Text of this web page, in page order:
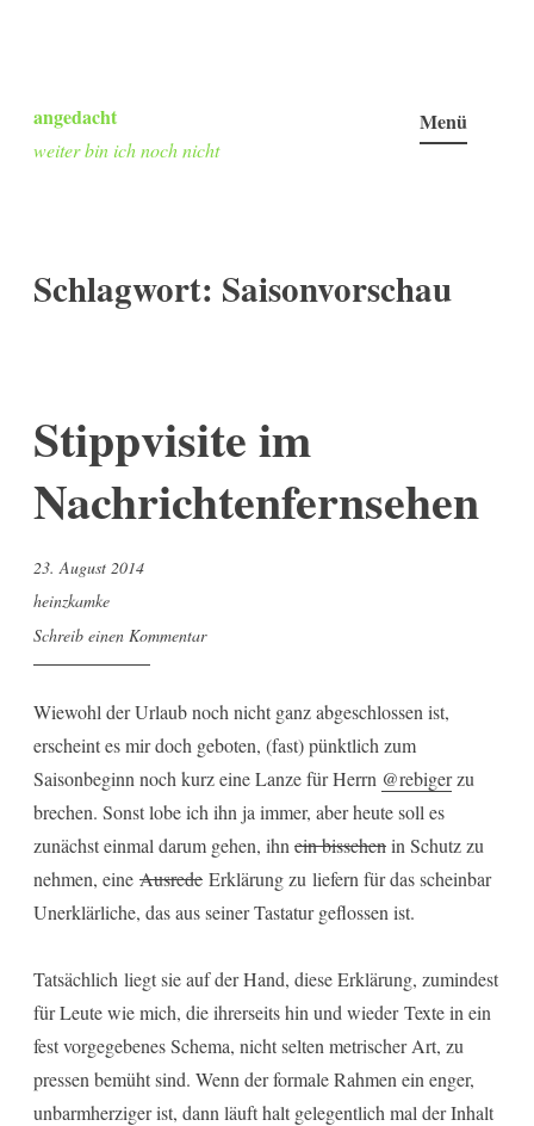
Inhalt
springen
angedacht
weiter bin ich noch nicht
Menü
Schlagwort: Saisonvorschau
Stippvisite im
Nachrichtenfernsehen
23. August 2014
heinzkamke
Schreib einen Kommentar
Wiewohl der Urlaub noch nicht ganz abgeschlossen ist,
erscheint es mir doch geboten, (fast) pünktlich zum
Saisonbeginn noch kurz eine Lanze für Herrn @rebigerzu
brechen. Sonst lobe ich ihn ja immer, aber heute soll es
zunächst einmal darum gehen, ihn ein bisschenin Schutz zu
nehmen, eine Ausrede Erklärung zu liefern für das scheinbar
Unerklärliche, das aus seiner Tastatur geflossen ist.
Tatsächlich liegt sie auf der Hand, diese Erklärung, zumindest
für Leute wie mich, die ihrerseits hin und wieder Texte in ein
fest vorgegebenes Schema, nicht selten metrischer Art, zu
pressen bemüht sind. Wenn der formale Rahmen ein enger,
unbarmherziger ist, dann läuft halt gelegentlich mal der Inhalt